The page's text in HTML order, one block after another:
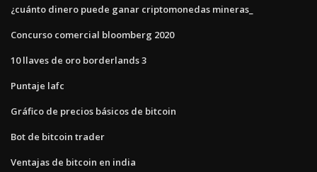
¿cuánto dinero puede ganar criptomonedas mineras_
Concurso comercial bloomberg 2020
10 llaves de oro borderlands 3
Puntaje lafc
Gráfico de precios básicos de bitcoin
Bot de bitcoin trader
Ventajas de bitcoin en india